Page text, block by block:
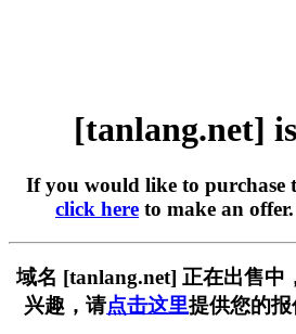
[tanlang.net]
If you would like to purchase
click here to make an
域名 [tanlang.net] 正在出售中
兴趣，请点击这里提供您的